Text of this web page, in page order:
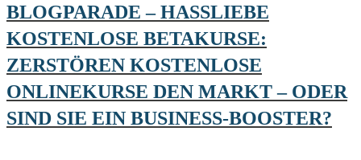
BLOGPARADE – HASSLIEBE
KOSTENLOSE BETAKURSE:
ZERSTÖREN KOSTENLOSE
ONLINEKURSE DEN MARKT – ODER
SIND SIE EIN BUSINESS-BOOSTER?